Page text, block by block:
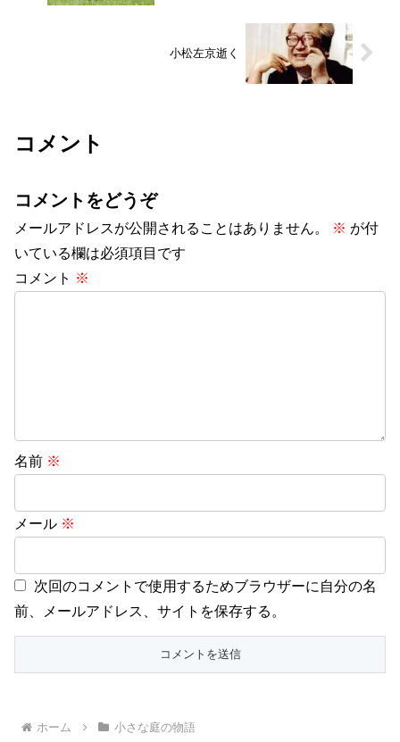
小松左京逝く
コメント
コメントをどうぞ
メールアドレスが公開されることはありません。 ※ が付
いている欄は必須項目です
コメント ※
名前 ※
メール ※
次回のコメントで使用するためブラウザーに自分の名
前、メールアドレス、サイトを保存する。
ホーム 小さな庭の物語